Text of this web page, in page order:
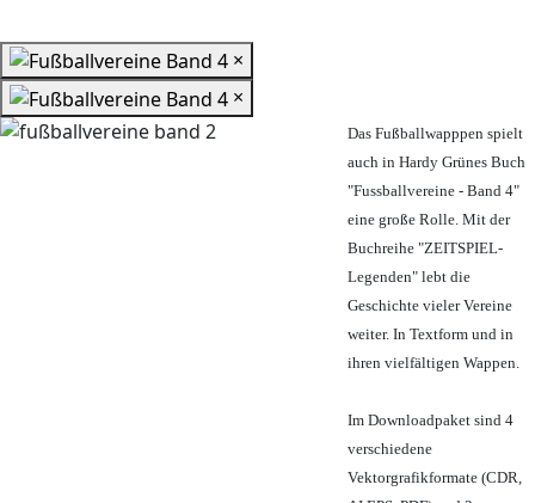
×
×
Das Fußballwapppen spielt
auch in Hardy Grünes Buch
"Fussballvereine - Band 4"
eine große Rolle. Mit der
Buchreihe "ZEITSPIEL-
Legenden" lebt die
Geschichte vieler Vereine
weiter. In Textform und in
ihren vielfältigen Wappen.
Im Downloadpaket sind 4
verschiedene
Vektorgrafikformate (CDR,